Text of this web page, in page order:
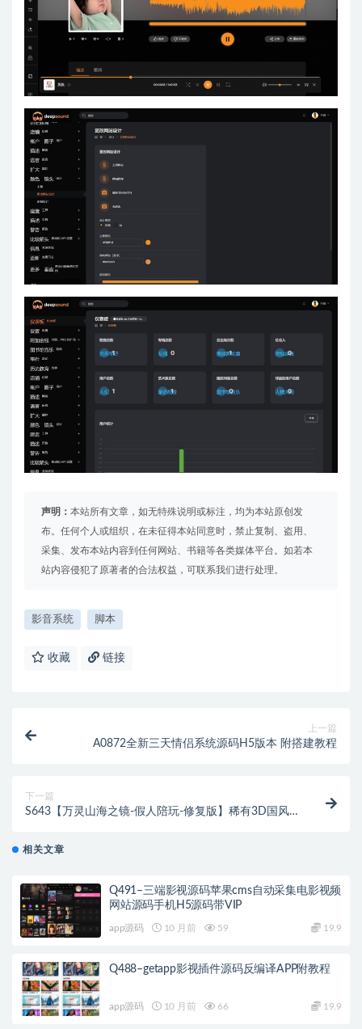
声明： 本站所有文章，如无特殊说明或标注，均为本站原创发
布。任何个人或组织，在未征得本站同意时，禁止复制、盗用、
采集、发布本站内容到任何网站、书籍等各类媒体平台。如若本
站内容侵犯了原著者的合法权益，可联系我们进行处理。
影音系统 脚本
收藏 链接
上一篇
A0872全新三天情侣系统源码H5版本 附搭建教程
下一篇
S643【万灵山海之镜-假人陪玩-修复版】稀有3D国风
版本
相关文章
Q491–三端影视源码苹果cms自动采集电影视频
网站源码手机H5源码带VIP
app源码 10 月前 59 19.9
Q488–getapp影视插件源码反编译APP附教程
app源码 10 月前 66 19.9